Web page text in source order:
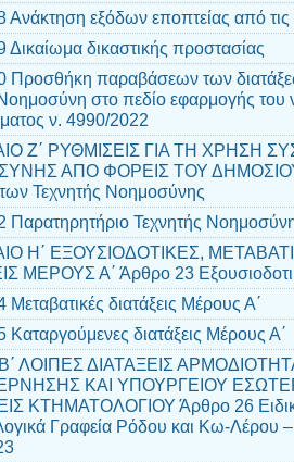
εξόδων εποπτείας από τις
δικαστικής προστασίας
Προσθήκη παραβάσεων των
στο πεδίο εφαρμογής
ν. 4990/2022
Ζ΄ ΡΥΘΜΙΣΕΙΣ ΓΙΑ ΤΗ ΧΡΗΣΗ
ΑΠΟ ΦΟΡΕΙΣ ΤΟΥ
Τεχνητής Νοημοσύνης
Παρατηρητήριο Τεχνητής
Η΄ ΕΞΟΥΣΙΟΔΟΤΙΚΕΣ,
ΜΕΡΟΥΣ Α΄ Άρθρο 23
διατάξεις Μέρους Α΄
διατάξεις Μέρους Α΄
ΛΟΙΠΕΣ ΔΙΑΤΑΞΕΙΣ
ΚΑΙ ΥΠΟΥΡΓΕΙΟΥ
ΚΤΗΜΑΤΟΛΟΓΙΟΥ Άρθρο 26
Γραφεία Ρόδου και Κω-Λέρου